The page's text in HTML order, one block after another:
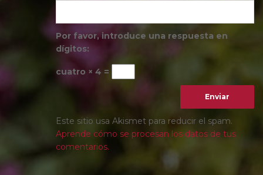
Por favor, introduce una respuesta en
dígitos:
cuatro × 4 =
Este sitio usa Akismet para reducir el spam.
Aprende cómo se procesan los datos de tus
comentarios.